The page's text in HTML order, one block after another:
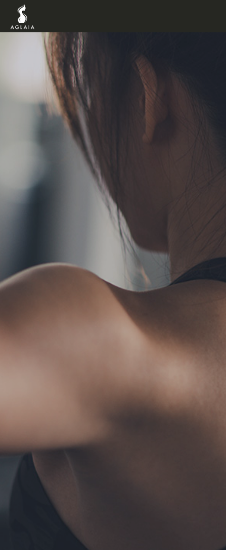
POINT
VOICE
METHOD
AGLAIA Blog
TERMS